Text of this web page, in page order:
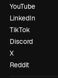
YouTube
LinkedIn
TikTok
Discord
X
Reddit